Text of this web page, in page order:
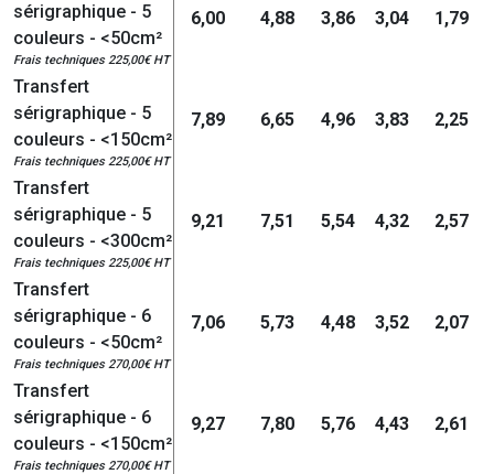
sérigraphique - 5
couleurs - <50cm²
Frais techniques 225,00€ HT
6,00 4,88 3,86 3,04 1,79
Transfert
sérigraphique - 5
couleurs - <150cm²
Frais techniques 225,00€ HT
7,89 6,65 4,96 3,83 2,25
Transfert
sérigraphique - 5
couleurs - <300cm²
Frais techniques 225,00€ HT
9,21 7,51 5,54 4,32 2,57
Transfert
sérigraphique - 6
couleurs - <50cm²
Frais techniques 270,00€ HT
7,06 5,73 4,48 3,52 2,07
Transfert
sérigraphique - 6
couleurs - <150cm²
Frais techniques 270,00€ HT
9,27 7,80 5,76 4,43 2,61